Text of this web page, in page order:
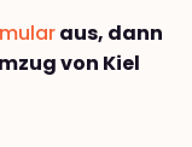
aus, dann
von Kiel